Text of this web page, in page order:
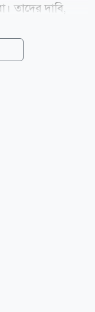
তাদের দাবি,
স্থানীয়
বলা হয়েছে,